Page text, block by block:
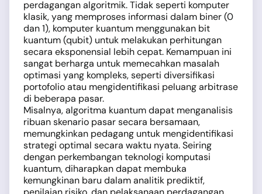
perdagangan algoritmik. Tidak seperti komputer
klasik, yang memproses informasi dalam biner (0
dan 1), komputer kuantum menggunakan bit
kuantum (qubit) untuk melakukan perhitungan
secara eksponensial lebih cepat. Kemampuan ini
sangat berharga untuk memecahkan masalah
optimasi yang kompleks, seperti diversifikasi
portofolio atau mengidentifikasi peluang arbitrase
di beberapa pasar.
Misalnya, algoritma kuantum dapat menganalisis
ribuan skenario pasar secara bersamaan,
memungkinkan pedagang untuk mengidentifikasi
strategi optimal secara waktu nyata. Seiring
dengan perkembangan teknologi komputasi
kuantum, diharapkan dapat membuka
kemungkinan baru dalam analitik prediktif,